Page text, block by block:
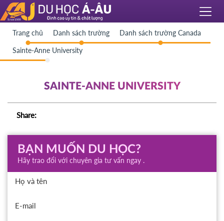
Trang chủ Danh sách trường Danh sách trường Canada
Sainte-Anne University
SAINTE-ANNE UNIVERSITY
Share:
BẠN MUỐN DU HỌC?
Hãy trao đổi với chuyên gia tư vấn ngay .
Họ và tên
E-mail